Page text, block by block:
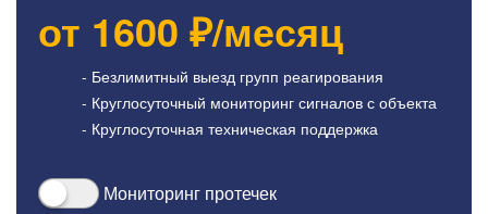
от 1600 ₽/месяц
- Безлимитный выезд групп реагирования
- Круглосуточный мониторинг сигналов с объекта
- Круглосуточная техническая поддержка
Мониторинг протечек